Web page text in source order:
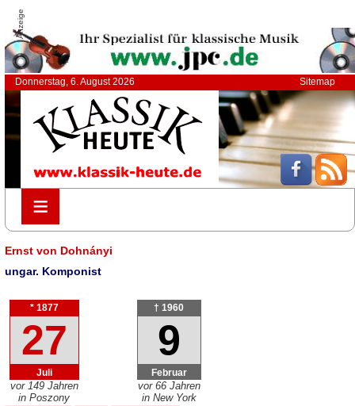
Anzeige
Donnerstag, 6. August 2026 Sitemap
≡
≡
Ernst von Dohnányi
ungar. Komponist
* 1877
27
Juli
vor 149 Jahren
in Poszony
† 1960
9
Februar
vor 66 Jahren
in New York